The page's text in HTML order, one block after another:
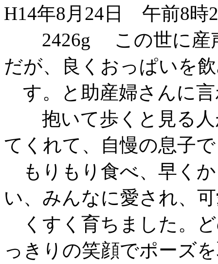
H14年8月24日 午前8時
2426g この世に産声
だが、良くおっぱいを
す。と助産婦さんに
抱いて歩くと見る人
てくれて、自慢の息子
もりもり食べ、早く
い、みんなに愛され、
くすく育ちました。
っきりの笑顔でポーズ